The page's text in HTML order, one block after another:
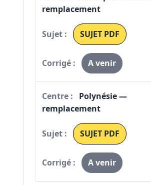
remplacement
SUJET PDF
A venir
Polynésie —
remplacement
SUJET PDF
A venir